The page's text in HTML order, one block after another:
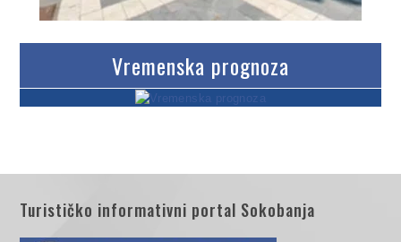
Vremenska prognoza
Turističko informativni portal Sokobanja